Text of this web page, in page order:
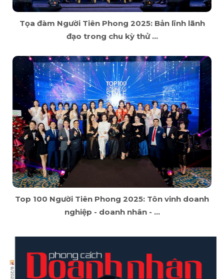
Tọa đàm Người Tiên Phong 2025: Bản lĩnh lãnh
đạo trong chu kỳ thử ...
Top 100 Người Tiên Phong 2025: Tôn vinh doanh
nghiệp - doanh nhân - ...